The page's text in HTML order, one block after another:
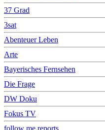
37 Grad
3sat
Abenteuer Leben
Arte
Bayerisches Fernsehen
Die Frage
DW Doku
Fokus TV
follow me.reports